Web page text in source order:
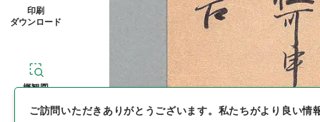
印刷
ダウンロード
概観図
ご訪問いただきありがとうございます。 私たちがより良い情